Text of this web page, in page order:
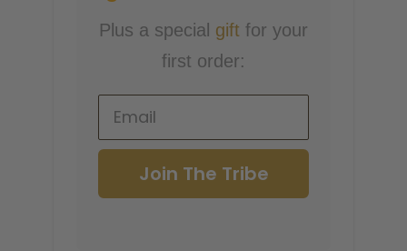
Plus a special gift for your
first order:
Join The Tribe